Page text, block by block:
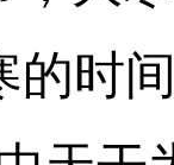
的时